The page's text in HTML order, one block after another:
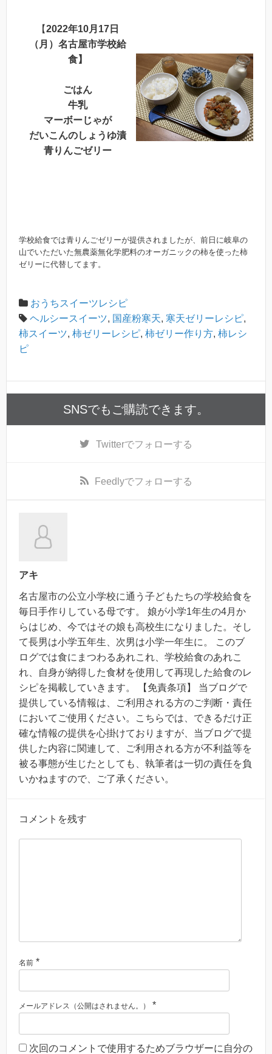
【2022年10月17日
（月）名古屋市学校給
食】
ごはん
牛乳
マーボーじゃが
だいこんのしょうゆ漬
青りんごゼリー
学校給食では青りんごゼリーが提供されましたが、前日に岐阜の
山でいただいた無農薬無化学肥料のオーガニックの柿を使った柿
ゼリーに代替してます。
おうちスイーツレシピ
ヘルシースイーツ, 国産粉寒天, 寒天ゼリーレシピ,
柿スイーツ, 柿ゼリーレシピ, 柿ゼリー作り方, 柿レシ
ピ
SNSでもご購読できます。
Twitterでフォローする
Feedlyでフォローする
アキ
名古屋市の公立小学校に通う子どもたちの学校給食を
毎日手作りしている母です。 娘が小学1年生の4月か
らはじめ、今ではその娘も高校生になりました。そし
て長男は小学五年生、次男は小学一年生に。 このブ
ログでは食にまつわるあれこれ、学校給食のあれこ
れ、自身が納得した食材を使用して再現した給食のレ
シピを掲載していきます。 【免責条項】 当ブログで
提供している情報は、ご利用される方のご判断・責任
においてご使用ください。こちらでは、できるだけ正
確な情報の提供を心掛けておりますが、当ブログで提
供した内容に関連して、ご利用される方が不利益等を
被る事態が生じたとしても、執筆者は一切の責任を負
いかねますので、ご了承ください。
コメントを残す
名前 *
メールアドレス（公開はされません。） *
次回のコメントで使用するためブラウザーに自分の